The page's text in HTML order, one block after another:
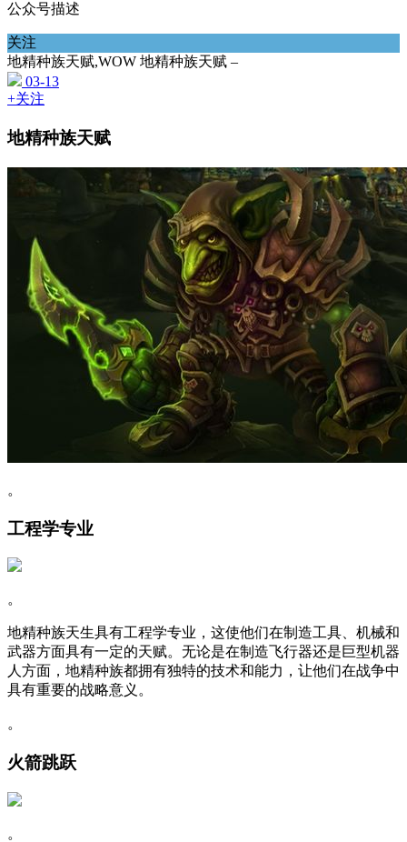
公众号描述
关注
地精种族天赋,WOW 地精种族天赋 –
03-13
+关注
地精种族天赋
。
工程学专业
。
地精种族天生具有工程学专业，这使他们在制造工具、机械和
武器方面具有一定的天赋。无论是在制造飞行器还是巨型机器
人方面，地精种族都拥有独特的技术和能力，让他们在战争中
具有重要的战略意义。
。
火箭跳跃
。